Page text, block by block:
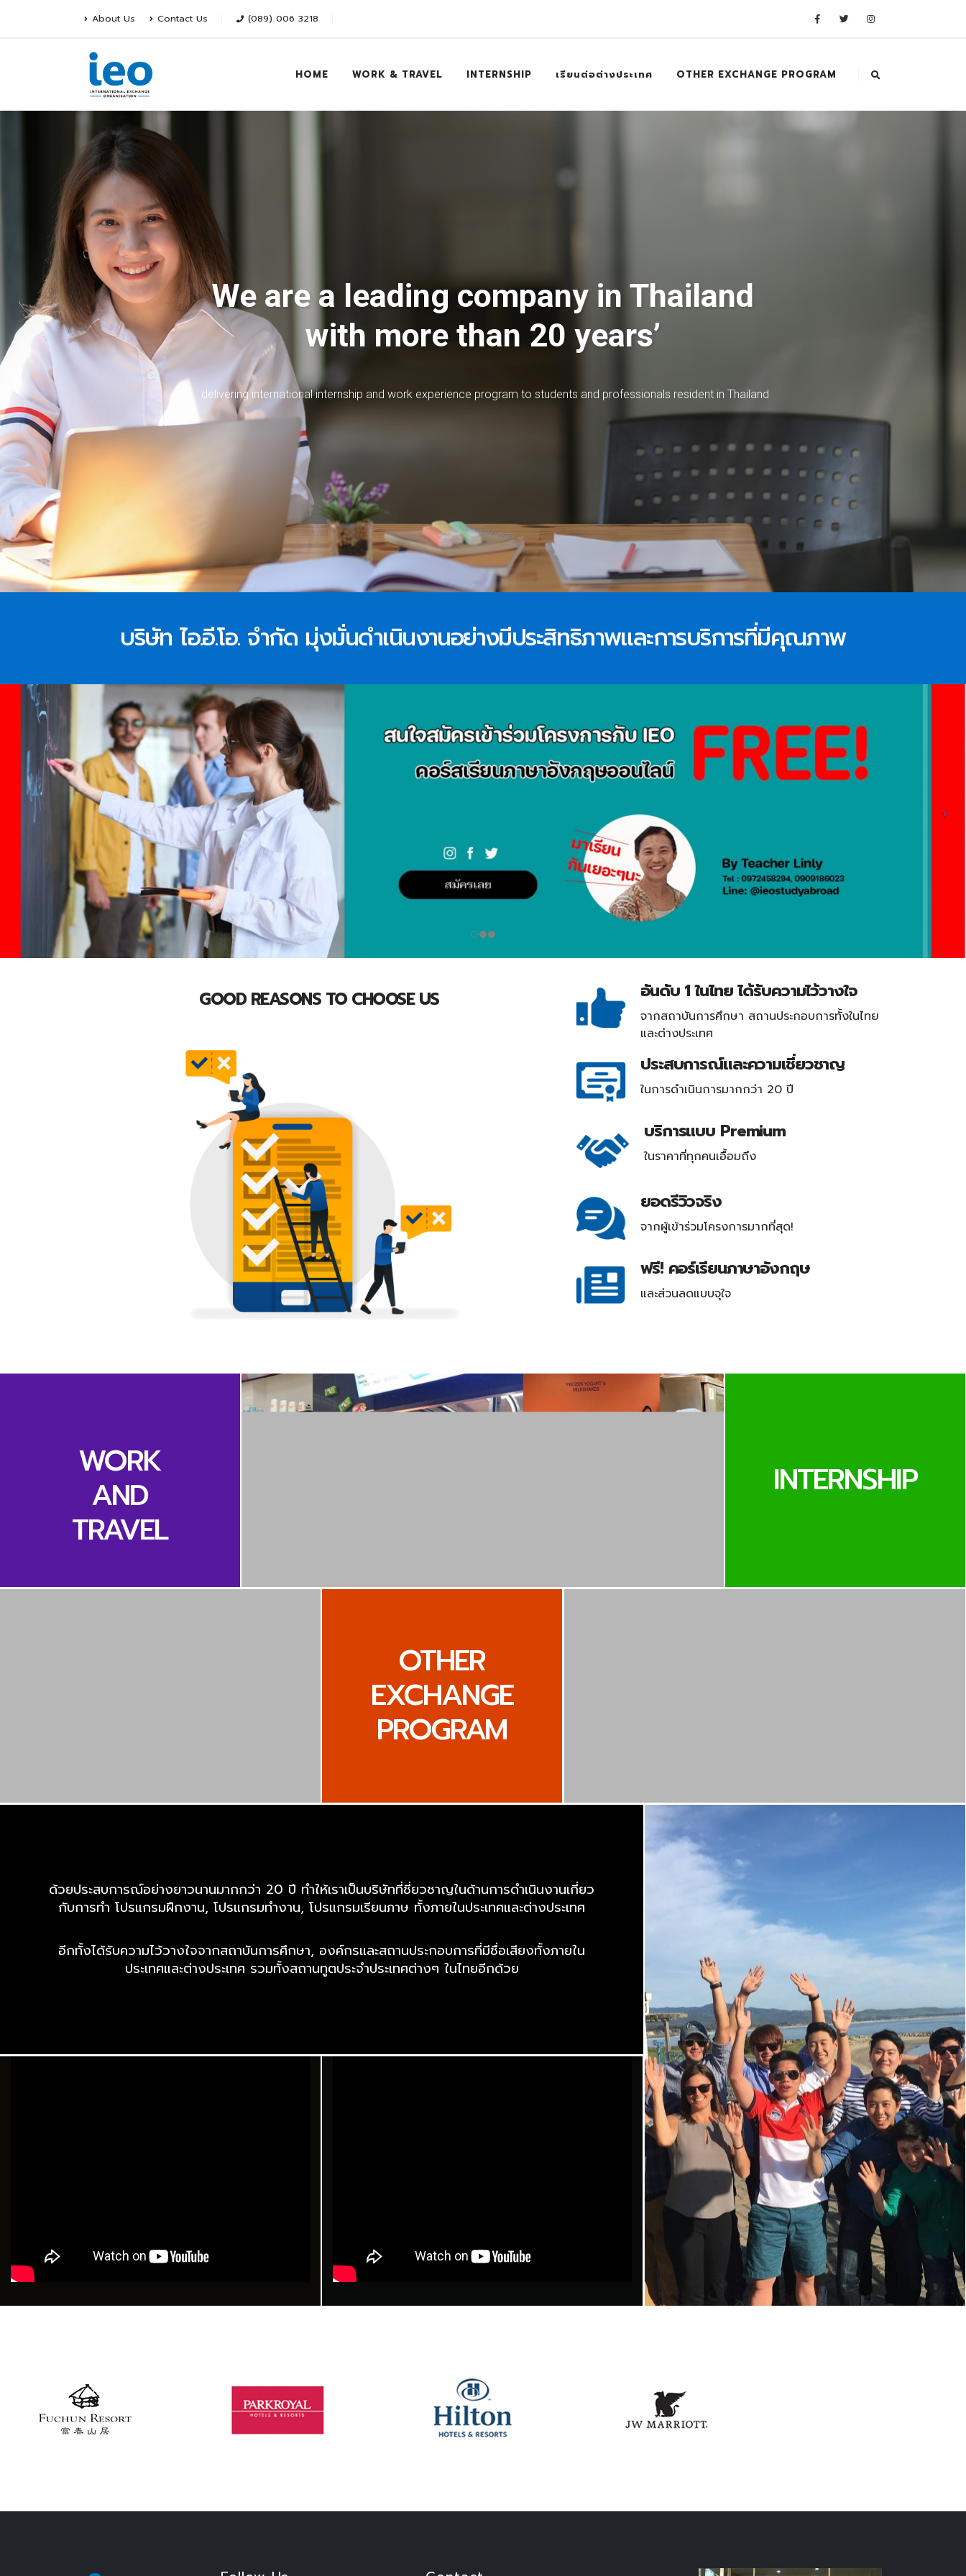
About Us Contact Us (089) 006 3218
HOME WORK & TRAVEL INTERNSHIP เรียนต่อต่างประเทศ OTHER EXCHANGE PROGRAM
We are a leading company in Thailand
with more than 20 years’
delivering international internship and work experience program to students and professionals resident in Thailand
บริษัท ไอ.อี.โอ. จำกัด มุ่งมั่นดำเนินงานอย่างมีประสิทธิภาพและการบริการที่มีคุณภาพ
GOOD REASONS TO CHOOSE US อันดับ 1 ในไทย ได้รับความไว้วางใจ
จากสถาบันการศึกษา สถานประกอบการทั้งในไทย
และต่างประเทศ
ประสบการณ์และความเชี่ยวชาญ
ในการดำเนินการมากกว่า 20 ปี
บริการแบบ Premium
ในราคาที่ทุกคนเอื้อมถึง
ยอดรีวิวจริง
จากผู้เข้าร่วมโครงการมากที่สุด!
ฟรี! คอร์เรียนภาษาอังกฤษ
และส่วนลดแบบจุใจ
WORK
AND
TRAVEL
INTERNSHIP
OTHER
EXCHANGE
PROGRAM
ด้วยประสบการณ์อย่างยาวนานมากกว่า 20 ปี ทำให้เราเป็นบริษัทที่ชี่ยวชาญในด้านการดำเนินงานเกี่ยว
กับการทำ โปรแกรมฝึกงาน, โปรแกรมทำงาน, โปรแกรมเรียนภาษ ทั้งภายในประเทศและต่างประเทศ
อีกทั้งได้รับความไว้วางใจจากสถาบันการศึกษา, องค์กรและสถานประกอบการที่มีชื่อเสียงทั้งภายใน
ประเทศและต่างประเทศ รวมทั้งสถานทูตประจำประเทศต่างๆ ในไทยอีกด้วย